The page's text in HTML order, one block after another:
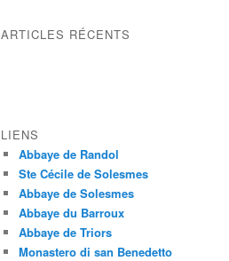
ARTICLES RÉCENTS
LIENS
Abbaye de Randol
Ste Cécile de Solesmes
Abbaye de Solesmes
Abbaye du Barroux
Abbaye de Triors
Monastero di san Benedetto